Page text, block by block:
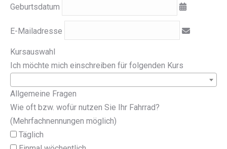
Geburtsdatum
E-Mailadresse
Kursauswahl
Ich möchte mich einschreiben für folgenden Kurs
Allgemeine Fragen
Wie oft bzw. wofür nutzen Sie Ihr Fahrrad?
(Mehrfachnennungen möglich)
Täglich